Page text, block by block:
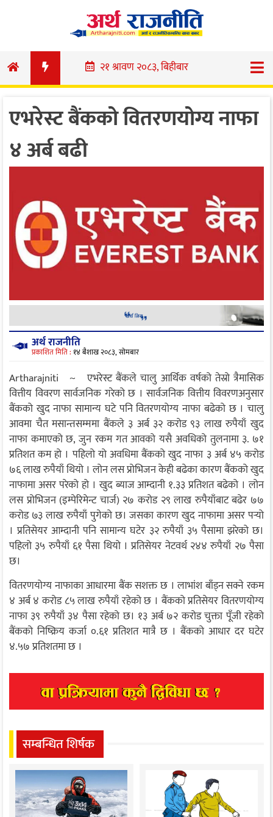
२१ श्रावण २०८३, बिहीबार
एभरेस्ट बैंकको वितरणयोग्य नाफा
४ अर्ब बढी
अर्थ राजनीति
प्रकाशित मिति : १४ बैशाख २०८३, सोमबार
Artharajniti ~ एभरेस्ट बैंकले चालु आर्थिक वर्षको तेस्रो त्रैमासिक
वित्तीय विवरण सार्वजनिक गरेको छ । सार्वजनिक वित्तीय विवरणअनुसार
बैंकको खुद नाफा सामान्य घटे पनि वितरणयोग्य नाफा बढेको छ । चालु
आवमा चैत मसान्तसम्ममा बैंकले ३ अर्ब ३२ करोड ९३ लाख रुपैयाँ खुद
नाफा कमाएको छ, जुन रकम गत आवको यसै अवधिको तुलनामा ३. ७१
प्रतिशत कम हो । पहिलो यो अवधिमा बैंकको खुद नाफा ३ अर्ब ४५ करोड
७६ लाख रुपैयाँ थियो । लोन लस प्रोभिजन केही बढेका कारण बैंकको खुद
नाफामा असर परेको हो । खुद ब्याज आम्दानी १.३३ प्रतिशत बढेको । लोन
लस प्रोभिजन (इम्पेरिमेन्ट चार्ज) २७ करोड २९ लाख रुपैयाँबाट बढेर ७७
करोड ७३ लाख रुपैयाँ पुगेको छ। जसका कारण खुद नाफामा असर पर्‍यो
। प्रतिसेयर आम्दानी पनि सामान्य घटेर ३२ रुपैयाँ ३५ पैसामा झरेको छ।
पहिलो ३५ रुपैयाँ ६१ पैसा थियो । प्रतिसेयर नेटवर्थ २४४ रुपैयाँ २७ पैसा
छ।
वितरणयोग्य नाफाका आधारमा बैंक सशक्त छ । लाभांश बाँड्न सक्ने रकम
४ अर्ब ४ करोड ८५ लाख रुपैयाँ रहेको छ । बैंकको प्रतिसेयर वितरणयोग्य
नाफा ३९ रुपैयाँ ३४ पैसा रहेको छ। १३ अर्ब ७२ करोड चुक्ता पूँजी रहेको
बैंकको निष्क्रिय कर्जा ०.६१ प्रतिशत मात्रै छ । बैंकको आधार दर घटेर
४.५७ प्रतिशतमा छ ।
सम्बन्धित शिर्षक